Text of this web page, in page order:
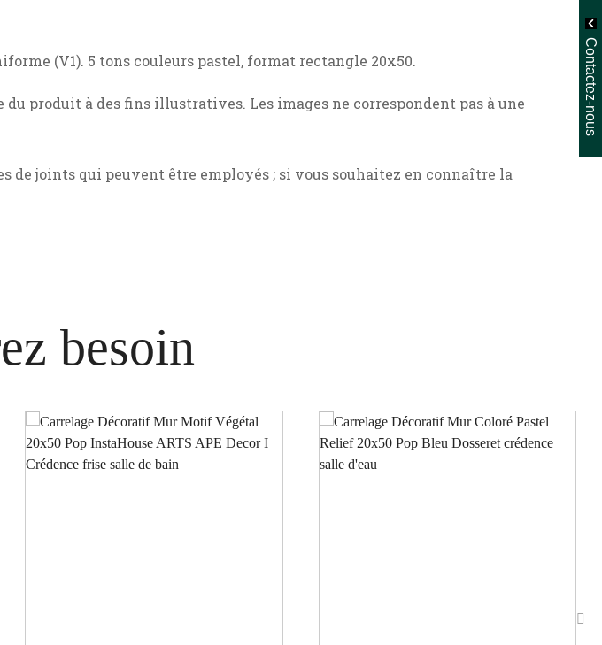
(V1). 5 tons couleurs pastel, format rectangle 20x50.
produit à des fins illustratives. Les images ne correspondent pas à une
de joints qui peuvent être employés ; si vous souhaitez en connaître la
besoin
Contactez-nous